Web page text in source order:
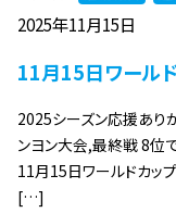
2025年11月15日
11月15日ワール
2025シーズン応援あり
ンヨン大会,最終戦 8位
11月15日ワールドカッ
[…]